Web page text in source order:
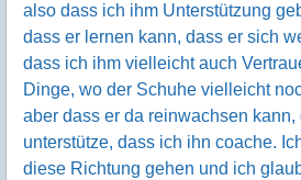
also dass ich ihm Unterstützung
dass er lernen kann, dass er sich
dass ich ihm vielleicht auch
Dinge, wo der Schuhe vielleicht
aber dass er da reinwachsen kann,
unterstütze, dass ich ihn coache.
diese Richtung gehen und ich